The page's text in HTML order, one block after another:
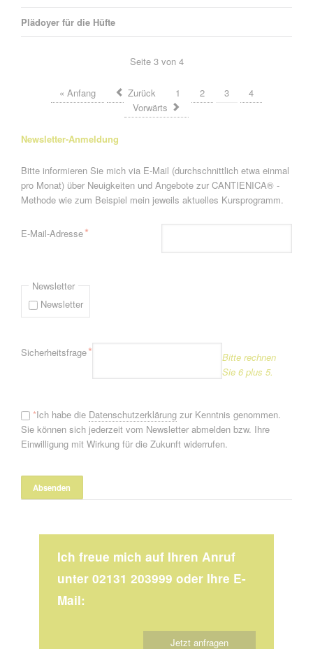
Plädoyer für die Hüfte
Seite 3 von 4
« Anfang Zurück 1 2 3
4
Vorwärts
Newsletter-Anmeldung
Bitte informieren Sie mich via E-Mail (durchschnittlich etwa einmal
pro Monat) über Neuigkeiten und Angebote zur CANTIENICA® -
Methode wie zum Beispiel mein jeweils aktuelles Kursprogramm.
Pflichtfeld
E-Mail-Adresse*
Newsletter
Newsletter
Pflichtfeld
Sicherheitsfrage*
Bitte rechnen
Sie 6 plus 5.
*Ich habe die Datenschutzerklärungzur Kenntnis genommen.
Sie können sich jederzeit vom Newsletter abmelden bzw. Ihre
Einwilligung mit Wirkung für die Zukunft widerrufen.
Ich freue mich auf Ihren Anruf
unter 02131 203999 oder Ihre E-
Mail:
Jetzt anfragen